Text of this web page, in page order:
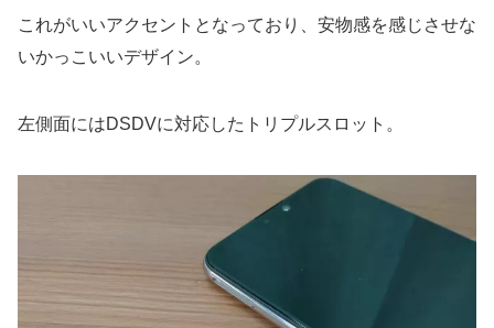
これがいいアクセントとなっており、安物感を感じさせな
いかっこいいデザイン。
左側面にはDSDVに対応したトリプルスロット。